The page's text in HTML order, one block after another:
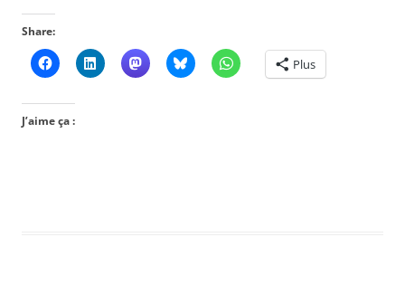
Share:
Plus
J’aime ça :